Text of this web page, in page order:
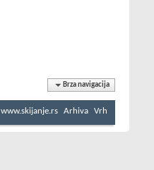
Brza navigacija
www.skijanje.rs Arhiva Vrh